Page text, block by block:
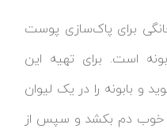
برای پاک‌سازی پوست
است. برای تهیه این
و بابونه را در یک لیوان
خوب دم بکشد و سپس از